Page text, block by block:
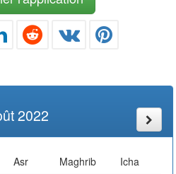
2022
Asr Maghrib
Icha